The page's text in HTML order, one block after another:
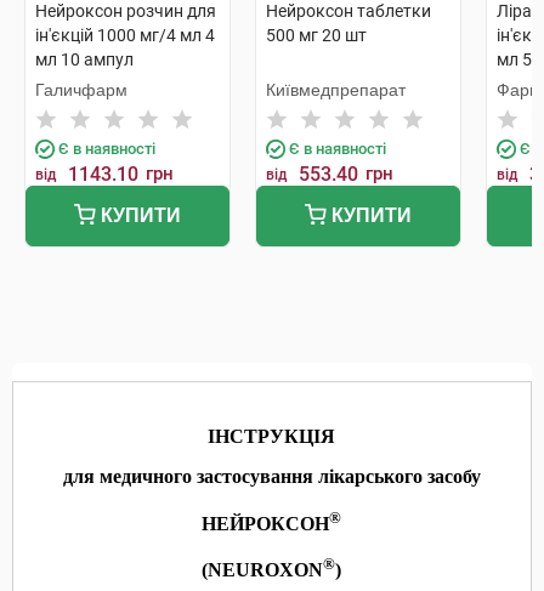
Нейроксон розчин для
ін'єкцій 1000 мг/4 мл 4
мл 10 ампул
Галичфарм
Є в наявності
від 1143.10 грн
КУПИТИ
Нейроксон таблетки
500 мг 20 шт
Київмедпрепарат
Є в наявності
від 553.40 грн
КУПИТИ
Ліра
мл 5
Є в
від